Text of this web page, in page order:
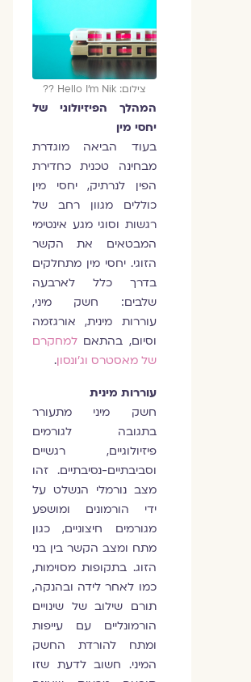
צילום: Hello I'm Nik ??
המהלך הפיזיולוגי של
יחסי מין
בעוד הביאה מוגדרת
מבחינה טכנית כחדירת
הפין לנרתיק, יחסי מין
כוללים מגוון רחב של
רגשות וסוגי מגע אינטימי
המבטאים את הקשר
הזוגי. יחסי מין מתחלקים
בדרך כלל לארבעה
שלבים: חשק מיני,
עוררות מינית, אורגזמה
וסיום, בהתאםלמחקרם
של מאסטרס וג'ונסון.
עוררות מינית
חשק מיני מתעורר
בתגובה לגורמים
פיזיולוגיים, רגשיים
וסביבתיים-נסיבתיים. זהו
מצב נורמלי הנשלט על
ידי הורמונים ומושפע
מגורמים חיצוניים, כגון
מתח ומצב הקשר בין בני
הזוג. בתקופות מסוימות,
כמו לאחר לידה ובהנקה,
תורם שילוב של שינויים
הורמונליים עם עייפות
ומתח להורדת החשק
המיני. חשוב לדעת שזו